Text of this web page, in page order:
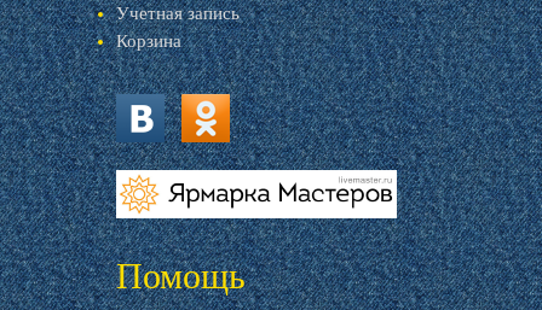
Учетная запись
Корзина
vk.com ok.ru
livemaster.ru
Помощь